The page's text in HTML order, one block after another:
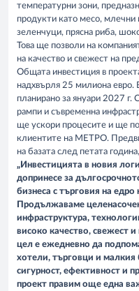
температурни зони,
продукти като месо, млечни
зеленчуци, прясна риба,
Това ще позволи на
на качество и свежест на
Общата инвестиция в
надхвърля 25 милиона евро.
планирано за януари 2027 г.
рампи и съвременна
ще ускори процесите и ще
клиентите на МЕТРО.
на базата след петата
„Инвестицията в новия
допринесе за
бизнеса с търговия на
Продължаваме
инфраструктура,
високо качество, свежест
цел е ежедневно да
хотели, търговци и малкия
сигурност, ефективност и
проект правим още една